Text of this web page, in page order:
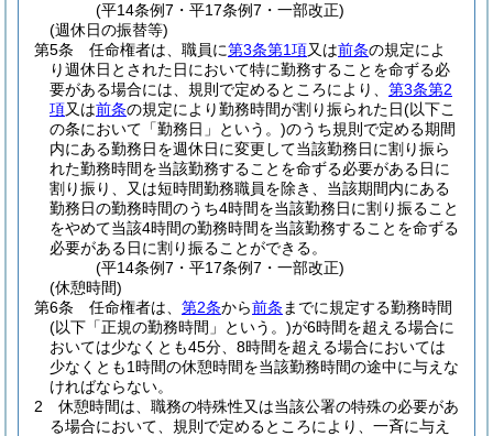
(平14条例7・平17条例7・一部改正)
(週休日の振替等)
第5条
任命権者は、職員に第3条第1項又は前条の規定によ
り週休日とされた日において特に勤務することを命ずる必
要がある場合には、規則で定めるところにより、 第3条第2
項又は前条の規定により勤務時間が割り振られた日(以下こ
の条において「勤務日」という。)のうち規則で定める期間
内にある勤務日を週休日に変更して当該勤務日に割り振ら
れた勤務時間を当該勤務することを命ずる必要がある日に
割り振り、又は短時間勤務職員を除き、当該期間内にある
勤務日の勤務時間のうち4時間を当該勤務日に割り振ること
をやめて当該4時間の勤務時間を当該勤務することを命ずる
必要がある日に割り振ることができる。
(平14条例7・平17条例7・一部改正)
(休憩時間)
第6条
任命権者は、 第2条から前条 までに規定する勤務時間
(以下「正規の勤務時間」という。)が6時間を超える場合に
おいては少なくとも45分、8時間を超える場合においては
少なくとも1時間の休憩時間を当該勤務時間の途中に与えな
ければならない。
2
休憩時間は、職務の特殊性又は当該公署の特殊の必要があ
る場合において、規則で定めるところにより、一斉に与え